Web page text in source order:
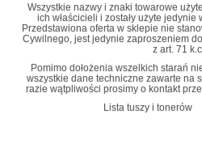
Wszystkie nazwy i znaki towarowe
ich właścicieli i zostały użyte jedynie
Przedstawiona oferta w sklepie nie
Cywilnego, jest jedynie zaproszeniem
z art. 71
Pomimo dołożenia wszelkich starań
wszystkie dane techniczne zawarte na
razie wątpliwości prosimy o kontakt
Lista tuszy i tonerów